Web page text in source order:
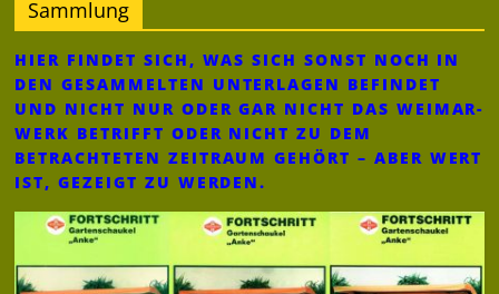
Sammlung
HIER FINDET SICH, WAS SICH SONST NOCH IN
DEN GESAMMELTEN UNTERLAGEN BEFINDET
UND NICHT NUR ODER GAR NICHT DAS WEIMAR-
WERK BETRIFFT ODER NICHT ZU DEM
BETRACHTETEN ZEITRAUM GEHÖRT – ABER WERT
IST, GEZEIGT ZU WERDEN.